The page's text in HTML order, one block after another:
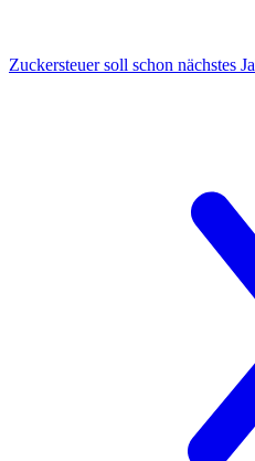
Zuckersteuersoll schon nächstes